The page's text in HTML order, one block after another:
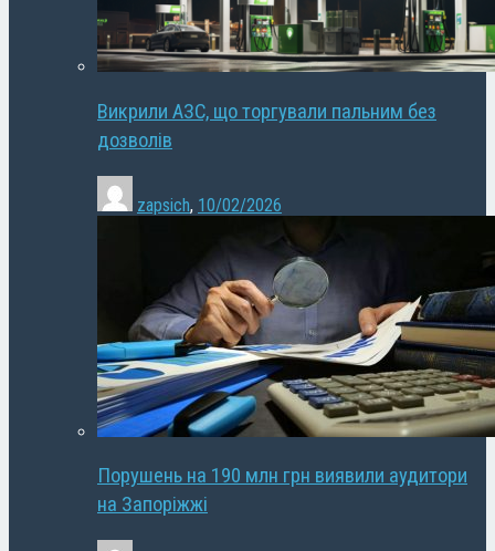
Викрили АЗС, що торгували пальним без
дозволів
zapsich, 10/02/2026
Порушень на 190 млн грн виявили аудитори
на Запоріжжі